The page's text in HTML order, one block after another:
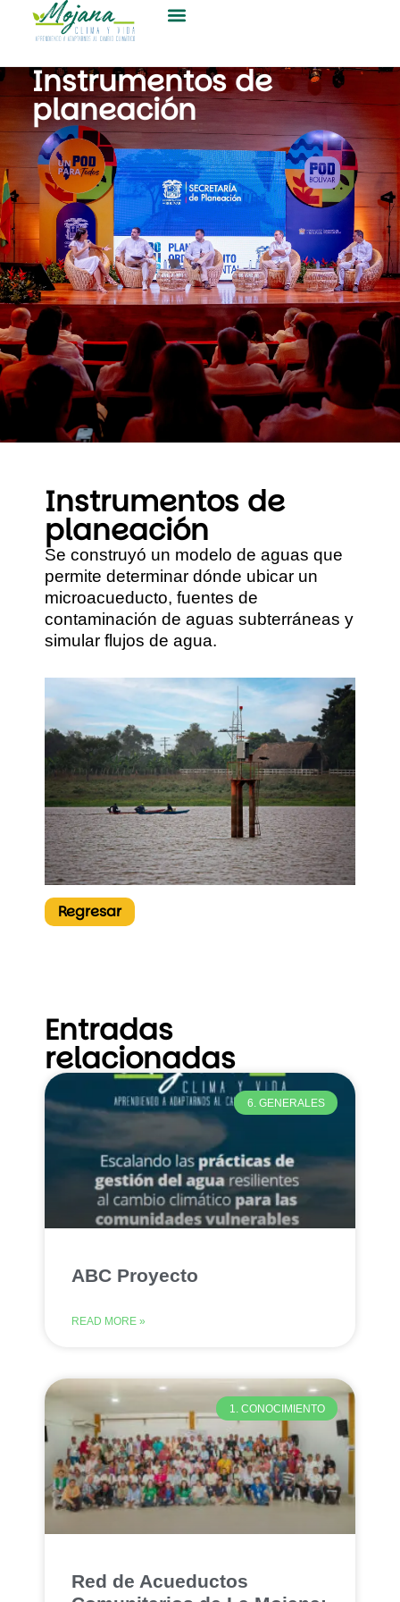
Instrumentos de
planeación
Instrumentos de
planeación
Se construyó un modelo de aguas que
permite determinar dónde ubicar un
microacueducto, fuentes de
contaminación de aguas subterráneas y
simular flujos de agua.
Regresar
Entradas
relacionadas
6. GENERALES
ABC Proyecto
READ MORE »
1. CONOCIMIENTO
Red de Acueductos